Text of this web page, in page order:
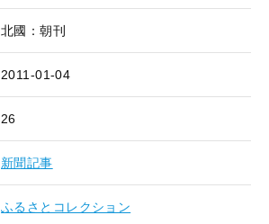
北國：朝刊
2011-01-04
26
新聞記事
ふるさとコレクション